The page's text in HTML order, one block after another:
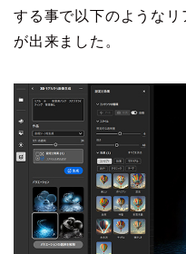
する事で以下のような
が出来ました。